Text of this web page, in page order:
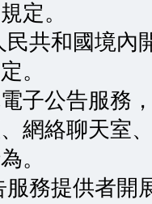
定。
共和國境內
。
公告服務，
網絡聊天室
。
務提供者開